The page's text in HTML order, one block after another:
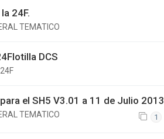
24F.
TEMATICO
DCS
el SH5 V3.01 a 11 de Julio 2013
TEMATICO 1